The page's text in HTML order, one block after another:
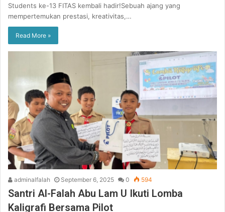
Students ke-13 FITAS kembali hadir!Sebuah ajang yang
mempertemukan prestasi, kreativitas,…
Read More »
adminalfalah September 6, 2025 0 594
Santri Al-Falah Abu Lam U Ikuti Lomba
Kaligrafi Bersama Pilot